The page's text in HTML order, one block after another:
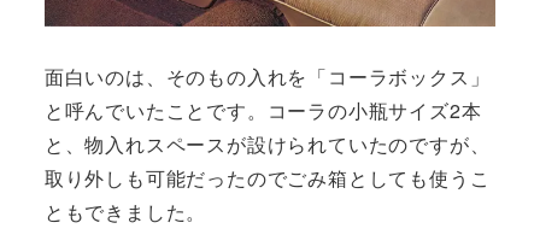
面白いのは、そのもの入れを「コーラボックス」
と呼んでいたことです。コーラの小瓶サイズ2本
と、物入れスペースが設けられていたのですが、
取り外しも可能だったのでごみ箱としても使うこ
ともできました。